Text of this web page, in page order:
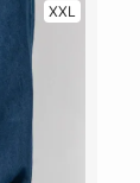
XXL